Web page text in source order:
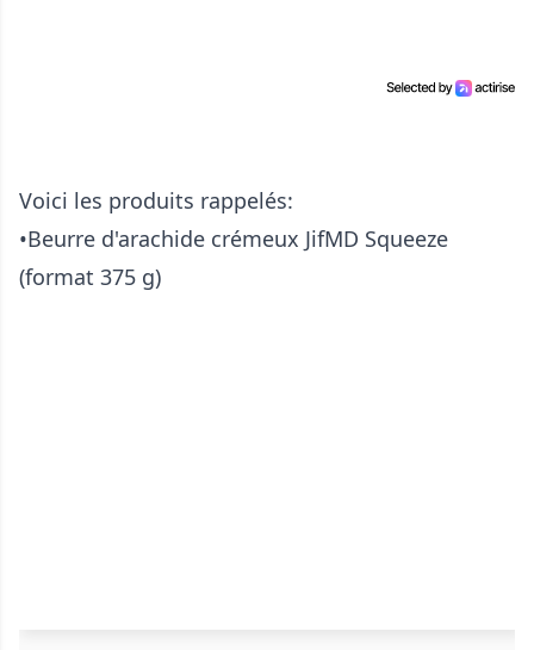
Voici les produits rappelés:
•Beurre d'arachide crémeux JifMD Squeeze
(format 375 g)